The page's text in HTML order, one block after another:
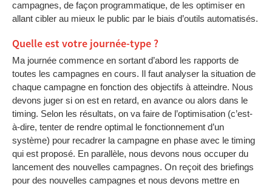
campagnes, de façon programmatique, de les optimiser en
allant cibler au mieux le public par le biais d’outils automatisés.
Quelle est votre journée-type ?
Ma journée commence en sortant d’abord les rapports de
toutes les campagnes en cours. Il faut analyser la situation de
chaque campagne en fonction des objectifs à atteindre. Nous
devons juger si on est en retard, en avance ou alors dans le
timing. Selon les résultats, on va faire de l’optimisation (c’est-
à-dire, tenter de rendre optimal le fonctionnement d’un
système) pour recadrer la campagne en phase avec le timing
qui est proposé. En parallèle, nous devons nous occuper du
lancement des nouvelles campagnes. On reçoit des briefings
pour des nouvelles campagnes et nous devons mettre en